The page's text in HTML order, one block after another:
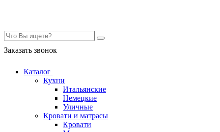
Заказать звонок
Каталог
Кухни
Итальянские
Немецкие
Уличные
Кровати и матрасы
Кровати